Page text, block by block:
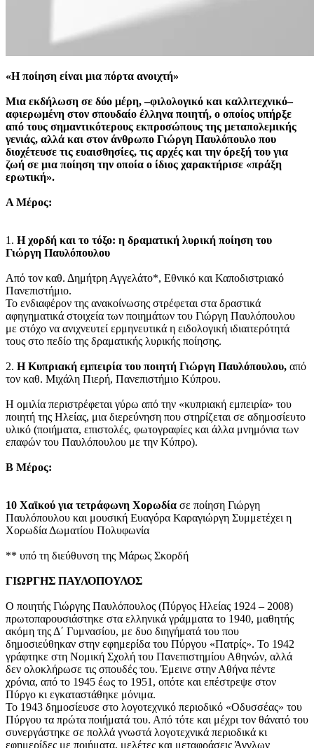
«Η ποίηση είναι μια πόρτα ανοιχτή»
Μια εκδήλωση σε δύο μέρη, –φιλολογικό και καλλιτεχνικό–
αφιερωμένη στον σπουδαίο έλληνα ποιητή, ο οποίος υπήρξε
από τους σημαντικότερους εκπροσώπους της μεταπολεμικής
γενιάς, αλλά και στον άνθρωπο Γιώργη Παυλόπουλο που
διοχέτευσε τις ευαισθησίες, τις αρχές και την όρεξή του για
ζωή σε μια ποίηση την οποία ο ίδιος χαρακτήρισε «πράξη
ερωτική».
Α Μέρος:
1. Η χορδή και το τόξο: η δραματική λυρική ποίηση του
Γιώργη Παυλόπουλου
Από τον καθ. Δημήτρη Αγγελάτο*, Εθνικό και Καποδιστριακό
Πανεπιστήμιο.
Το ενδιαφέρον της ανακοίνωσης στρέφεται στα δραστικά
αφηγηματικά στοιχεία των ποιημάτων του Γιώργη Παυλόπουλου
με στόχο να ανιχνευτεί ερμηνευτικά η ειδολογική ιδιαιτερότητά
τους στο πεδίο της δραματικής λυρικής ποίησης.
2. Η Κυπριακή εμπειρία του ποιητή Γιώργη Παυλόπουλου, από
τον καθ. Μιχάλη Πιερή, Πανεπιστήμιο Κύπρου.
H ομιλία περιστρέφεται γύρω από την «κυπριακή εμπειρία» του
ποιητή της Ηλείας, μια διερεύνηση που στηρίζεται σε αδημοσίευτο
υλικό (ποιήματα, επιστολές, φωτογραφίες και άλλα μνημόνια των
επαφών του Παυλόπουλου με την Κύπρο).
Β Μέρος:
10 Χαϊκού για τετράφωνη Χορωδία σε ποίηση Γιώργη
Παυλόπουλου και μουσική Ευαγόρα Καραγιώργη Συμμετέχει η
Χορωδία Δωματίου Πολυφωνία
** υπό τη διεύθυνση της Μάρως Σκορδή
ΓΙΩΡΓΗΣ ΠΑΥΛΟΠΟΥΛΟΣ
Ο ποιητής Γιώργης Παυλόπουλος (Πύργος Ηλείας 1924 – 2008)
πρωτοπαρουσιάστηκε στα ελληνικά γράμματα το 1940, μαθητής
ακόμη της Δ΄ Γυμνασίου, με δυο διηγήματά του που
δημοσιεύθηκαν στην εφημερίδα του Πύργου «Πατρίς». Το 1942
γράφτηκε στη Νομική Σχολή του Πανεπιστημίου Αθηνών, αλλά
δεν ολοκλήρωσε τις σπουδές του. Έμεινε στην Αθήνα πέντε
χρόνια, από το 1945 έως το 1951, οπότε και επέστρεψε στον
Πύργο κι εγκαταστάθηκε μόνιμα.
Το 1943 δημοσίευσε στο λογοτεχνικό περιοδικό «Οδυσσέας» του
Πύργου τα πρώτα ποιήματά του. Από τότε και μέχρι τον θάνατό του
συνεργάστηκε σε πολλά γνωστά λογοτεχνικά περιοδικά κι
εφημερίδες με ποιήματα, μελέτες και μεταφράσεις Άγγλων